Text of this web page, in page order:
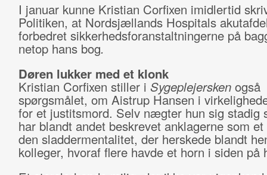
I januar kunne Kristian Corfixen imidlertid
Politiken, at Nordsjællands Hospitals
forbedret sikkerhedsforanstaltningerne på
netop hans bog.
Døren lukker med et klonk
Kristian Corfixen stiller i Sygeplejerskenogså
spørgsmålet, om Aistrup Hansen i
for et justitsmord. Selv nægter hun sig stadig
har blandt andet beskrevet anklagerne som
den sladdermentalitet, der herskede blandt
kolleger, hvoraf flere havde et horn i siden på